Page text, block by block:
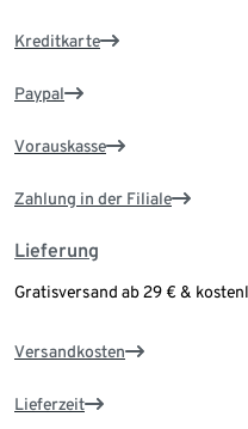
Kreditkarte
Paypal
Vorauskasse
Zahlung in der Filiale
Lieferung
Gratisversand ab 29 € &
Versandkosten
Lieferzeit